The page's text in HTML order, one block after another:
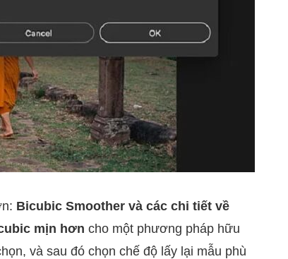
Bicubic Smoother và các chi tiết về
mịn hơn cho một phương pháp hữu
và sau đó chọn chế độ lấy lại mẫu phù